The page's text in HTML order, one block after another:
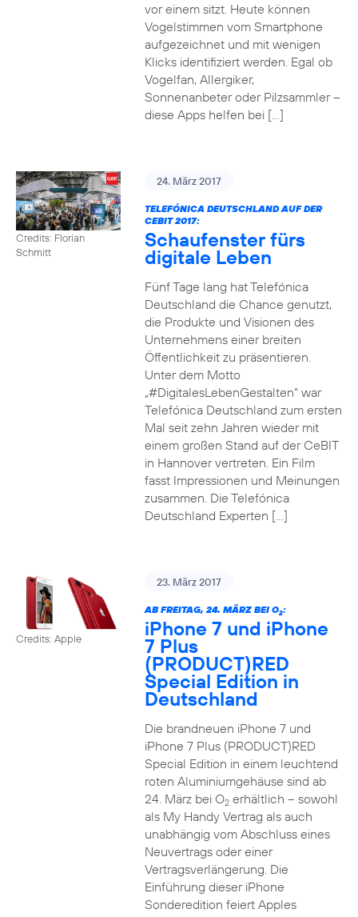
vor einem sitzt. Heute können
Vogelstimmen vom Smartphone
aufgezeichnet und mit wenigen
Klicks identifiziert werden. Egal ob
Vogelfan, Allergiker,
Sonnenanbeter oder Pilzsammler –
diese Apps helfen bei […]
Credits: Florian
Schmitt
24. März 2017
TELEFÓNICA DEUTSCHLAND AUF DER
CEBIT 2017:
Schaufenster fürs
digitale Leben
Fünf Tage lang hat Telefónica
Deutschland die Chance genutzt,
die Produkte und Visionen des
Unternehmens einer breiten
Öffentlichkeit zu präsentieren.
Unter dem Motto
„#DigitalesLebenGestalten“ war
Telefónica Deutschland zum ersten
Mal seit zehn Jahren wieder mit
einem großen Stand auf der CeBIT
in Hannover vertreten. Ein Film
fasst Impressionen und Meinungen
zusammen. Die Telefónica
Deutschland Experten […]
Credits: Apple
23. März 2017
AB FREITAG, 24. MÄRZ BEI O2:
iPhone 7 und iPhone
7 Plus
(PRODUCT)RED
Special Edition in
Deutschland
Die brandneuen iPhone 7 und
iPhone 7 Plus (PRODUCT)RED
Special Edition in einem leuchtend
roten Aluminiumgehäuse sind ab
24. März bei O2erhältlich – sowohl
als My Handy Vertrag als auch
unabhängig vom Abschluss eines
Neuvertrags oder einer
Vertragsverlängerung. Die
Einführung dieser iPhone
Sonderedition feiert Apples